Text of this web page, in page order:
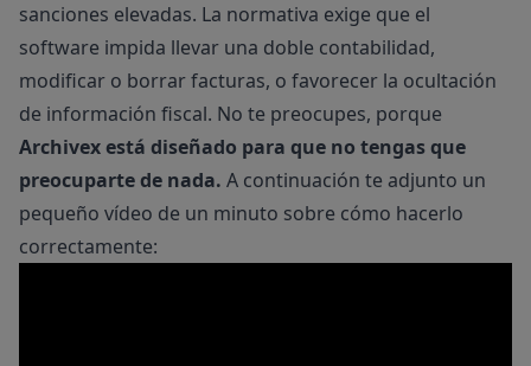
sanciones elevadas. La normativa exige que el
software impida llevar una doble contabilidad,
modificar o borrar facturas, o favorecer la ocultación
de información fiscal. No te preocupes, porque
Archivexestá diseñado para que no tengas que
preocuparte de nada. A continuación te adjunto un
pequeño vídeo de un minuto sobre cómo hacerlo
correctamente: